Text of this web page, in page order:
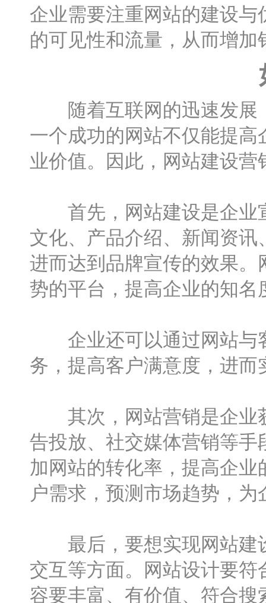
企业需要注重网站的建设
的可见性和流量，从而增加
随着互联网的迅速发展
一个成功的网站不仅能提
业价值。因此，网站建设
首先，网站建设是企业
文化、产品介绍、新闻资
进而达到品牌宣传的效果
势的平台，提高企业的知名
企业还可以通过网站与
务，提高客户满意度，进
其次，网站营销是企业
告投放、社交媒体营销等
加网站的转化率，提高企
户需求，预测市场趋势，
最后，要想实现网站建
交互等方面。网站设计要
容要丰富、有价值、符合